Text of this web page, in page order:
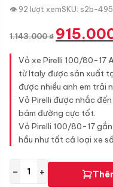
👁 92 lượt xemSKU: s2b-495
1.143.000₫
Giá
gốc
là:
1.143.000 ₫.
Vỏ xe Pirelli 100/80-17
từ Italy được sản xuất
được nhiều anh em trải
Vỏ Pirelli được nhắc
bám đường cực tốt.
Vỏ Pirelli 100/80-17
hầu như tất cả loại xe
− +